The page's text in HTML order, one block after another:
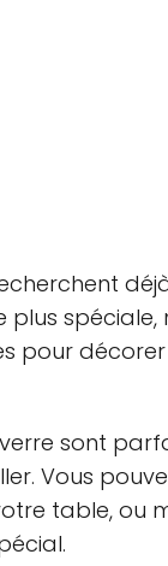
plus
pour
sont
Vous
table, ou